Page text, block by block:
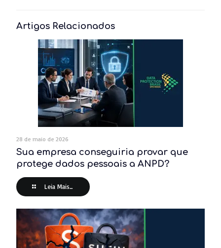
Artigos Relacionados
28 de maio de 2026
Sua empresa conseguiria provar que
protege dados pessoais a ANPD?
Leia Mais...